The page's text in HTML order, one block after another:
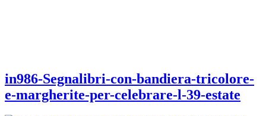
in986-Segnalibri-con-bandiera-tricolore-
e-margherite-per-celebrare-l-39-estate